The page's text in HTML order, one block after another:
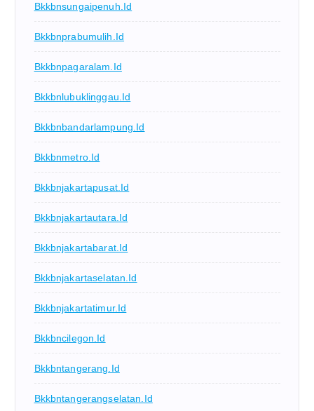
Bkkbnsungaipenuh.id
Bkkbnprabumulih.id
Bkkbnpagaralam.id
Bkkbnlubuklinggau.id
Bkkbnbandarlampung.id
Bkkbnmetro.id
Bkkbnjakartapusat.id
Bkkbnjakartautara.id
Bkkbnjakartabarat.id
Bkkbnjakartaselatan.id
Bkkbnjakartatimur.id
Bkkbncilegon.id
Bkkbntangerang.id
Bkkbntangerangselatan.id